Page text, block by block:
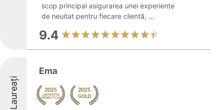
scop principal asigurarea unei experiențe
de neuitat pentru fiecare clientă, ...
9.4
Laureați
Ema